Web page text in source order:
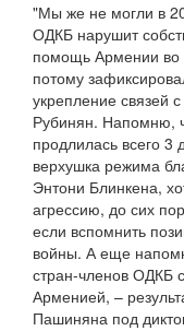
"Мы же не могли в
ОДКБ нарушит
помощь Армении во
потому
укрепление связей
Рубинян. Напомню,
продлилась всего
верхушка режима
Энтони Блинкена,
агрессию, до сих
если вспомнить
войны. А еще
стран-членов ОДКБ
Арменией, –
Пашиняна под